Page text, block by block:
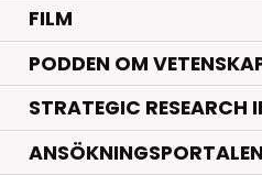
FILM
PODDEN OM
STRATEGIC RESEARCH
ANSÖKNINGSPORTALEN